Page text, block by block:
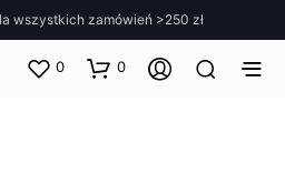
wszystkich zamówień >250 zł
0 0